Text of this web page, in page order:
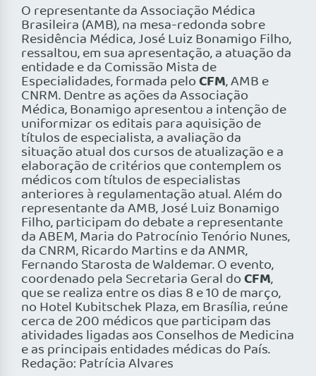
O representante da Associação Médica
Brasileira (AMB), na mesa-redonda sobre
Residência Médica, José Luiz Bonamigo Filho,
ressaltou, em sua apresentação, a atuação da
entidade e da Comissão Mista de
Especialidades, formada peloCFM, AMB e
CNRM. Dentre as ações da Associação
Médica, Bonamigo apresentou a intenção de
uniformizar os editais para aquisição de
títulos de especialista, a avaliação da
situação atual dos cursos de atualização e a
elaboração de critérios que contemplem os
médicos com títulos de especialistas
anteriores à regulamentação atual. Além do
representante da AMB, José Luiz Bonamigo
Filho, participam do debate a representante
da ABEM, Maria do Patrocínio Tenório Nunes,
da CNRM, Ricardo Martins e da ANMR,
Fernando Starosta de Waldemar. O evento,
coordenado pela Secretaria Geral doCFM,
que se realiza entre os dias 8 e 10 de março,
no Hotel Kubitschek Plaza, em Brasília, reúne
cerca de 200 médicos que participam das
atividades ligadas aos Conselhos de Medicina
e as principais entidades médicas do País.
Redação: Patrícia Alvares